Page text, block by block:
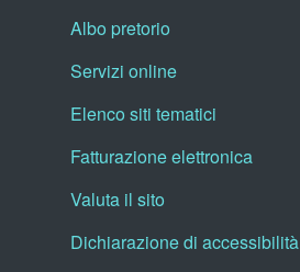
Albo pretorio
Servizi online
Elenco siti tematici
Fatturazione elettronica
Valuta il sito
Dichiarazione di accessibilità